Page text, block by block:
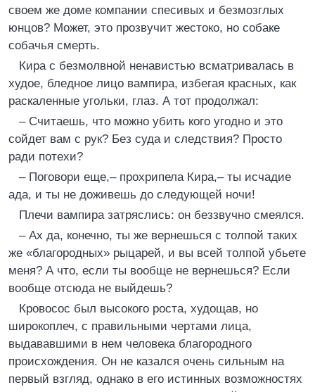
своем же доме компании спесивых и безмозглых
юнцов? Может, это прозвучит жестоко, но собаке
собачья смерть.
Кира с безмолвной ненавистью всматривалась в
худое, бледное лицо вампира, избегая красных, как
раскаленные угольки, глаз. А тот продолжал:
– Считаешь, что можно убить кого угодно и это
сойдет вам с рук? Без суда и следствия? Просто
ради потехи?
– Поговори еще,– прохрипела Кира,– ты исчадие
ада, и ты не доживешь до следующей ночи!
Плечи вампира затряслись: он беззвучно смеялся.
– Ах да, конечно, ты же вернешься с толпой таких
же «благородных» рыцарей, и вы всей толпой убьете
меня? А что, если ты вообще не вернешься? Если
вообще отсюда не выйдешь?
Кровосос был высокого роста, худощав, но
широкоплеч, с правильными чертами лица,
выдававшими в нем человека благородного
происхождения. Он не казался очень сильным на
первый взгляд, однако в его истинных возможностях